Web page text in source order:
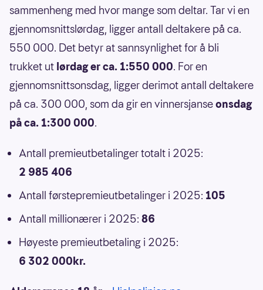
sammenheng med hvor mange som deltar. Tar vi en
gjennomsnittslørdag, ligger antall deltakere på ca.
550 000. Det betyr at sannsynlighet for å bli
trukket ut lørdag er ca. 1:550 000. For en
gjennomsnittsonsdag, ligger derimot antall deltakere
på ca. 300 000, som da gir en vinnersjanseonsdag
på ca. 1:300 000.
Antall premieutbetalinger totalt i 2025:
2 985 406
Antall førstepremieutbetalinger i 2025: 105
Antall millionærer i 2025: 86
Høyeste premieutbetaling i 2025:
6 302 000kr.